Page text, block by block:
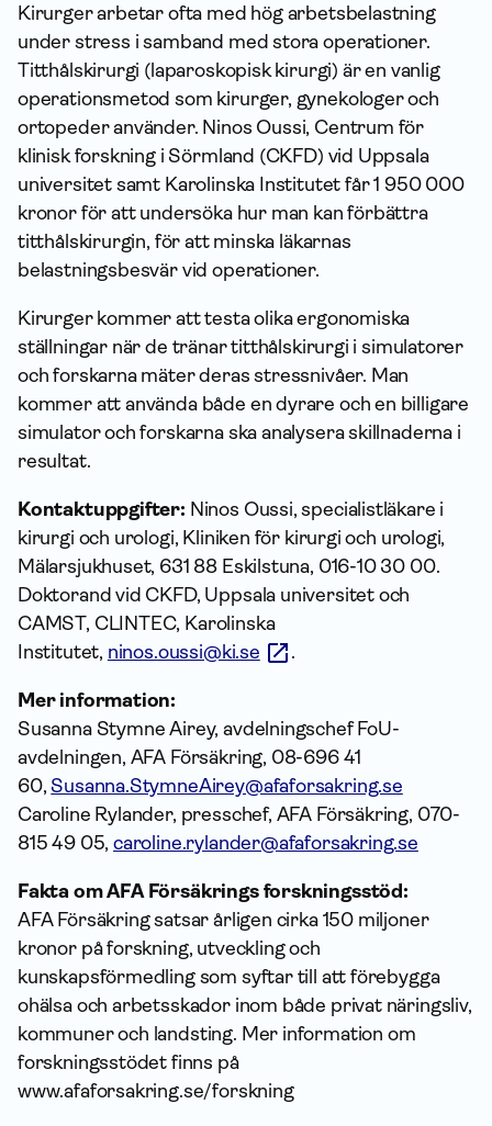
Kirurger arbetar ofta med hög arbetsbelastning
under stress i samband med stora operationer.
Titthålskirurgi (laparoskopisk kirurgi) är en vanlig
operationsmetod som kirurger, gynekologer och
ortopeder använder. Ninos Oussi, Centrum för
klinisk forskning i Sörmland (CKFD) vid Uppsala
universitet samt Karolinska Institutet får 1 950 000
kronor för att undersöka hur man kan förbättra
titthålskirurgin, för att minska läkarnas
belastningsbesvär vid operationer.
Kirurger kommer att testa olika ergonomiska
ställningar när de tränar titthålskirurgi i simulatorer
och forskarna mäter deras stressnivåer. Man
kommer att använda både en dyrare och en billigare
simulator och forskarna ska analysera skillnaderna i
resultat.
Kontaktuppgifter: Ninos Oussi, specialistläkare i
kirurgi och urologi, Kliniken för kirurgi och urologi,
Mälarsjukhuset, 631 88 Eskilstuna, 016-10 30 00.
Doktorand vid CKFD, Uppsala universitet och
CAMST, CLINTEC, Karolinska
Institutet, ninos.oussi@ki.se .
Mer information:
Susanna Stymne Airey, avdelningschef FoU-
avdelningen, AFA Försäkring, 08-696 41
60, Susanna.StymneAirey@afaforsakring.se
Caroline Rylander, presschef, AFA Försäkring, 070-
815 49 05,caroline.rylander@afaforsakring.se
Fakta om AFA Försäkrings forskningsstöd:
AFA Försäkring satsar årligen cirka 150 miljoner
kronor på forskning, utveckling och
kunskapsförmedling som syftar till att förebygga
ohälsa och arbetsskador inom både privat näringsliv,
kommuner och landsting. Mer information om
forskningsstödet finns på
www.afaforsakring.se/forskning